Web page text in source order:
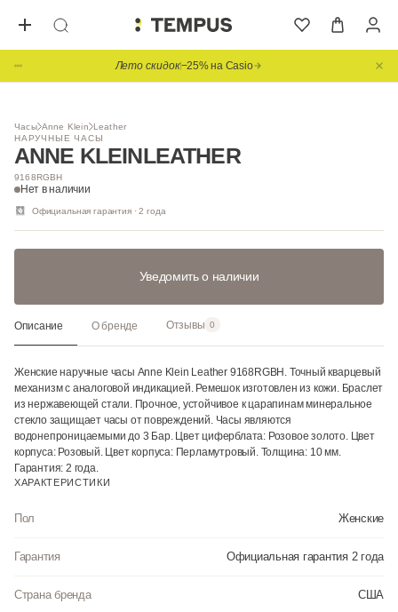
Лето скидок−25% на Casio
Часы Anne Klein Leather
НАРУЧНЫЕ ЧАСЫ
ANNE KLEINLEATHER
9168RGBH
Нет в наличии
Официальная гарантия · 2 года
1/ 3
Уведомить о наличии
Описание О бренде Отзывы 0
Женские наручные часы Anne Klein Leather 9168RGBH. Точный кварцевый
механизм с аналоговой индикацией. Ремешок изготовлен из кожи. Браслет
из нержавеющей стали. Прочное, устойчивое к царапинам минеральное
стекло защищает часы от повреждений. Часы являются
водонепроницаемыми до 3 Бар. Цвет циферблата: Розовое золото. Цвет
корпуса: Розовый. Цвет корпуса: Перламутровый. Толщина: 10 мм.
Гарантия: 2 года.
ХАРАКТЕРИСТИКИ
Пол Женские
Гарантия Официальная гарантия 2 года
Страна бренда США